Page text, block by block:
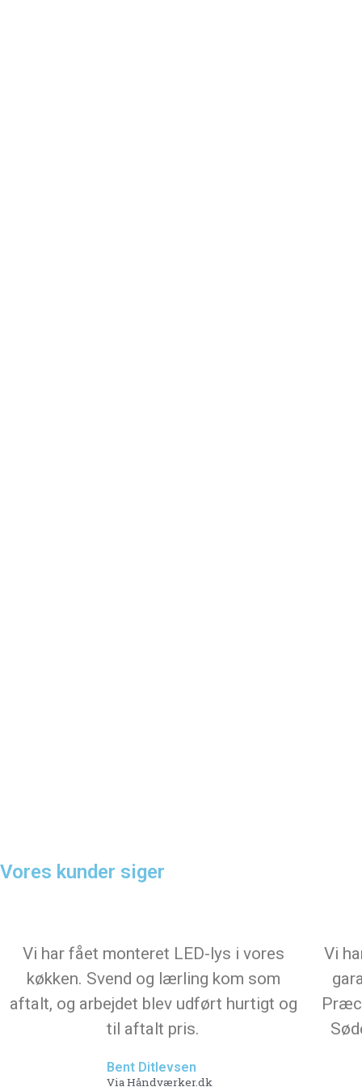
Vores kunder siger
Vi har fået monteret LED-lys i vores
køkken. Svend og lærling kom som
aftalt, og arbejdet blev udført hurtigt og
til aftalt pris.
Bent Ditlevsen
Via Håndværker.dk
Vi